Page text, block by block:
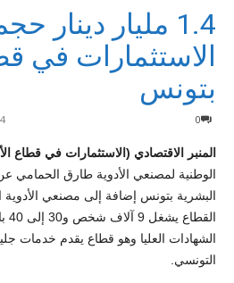
1.4 مليار دينار
الاستثمارات في
بتونس
0
المنبر الاقتصادي (الاستثمارات في قطاع
البشرية بتونس إضافة إلى مصنعي الأدوية
الشهادات العليا وهو قطاع يقدم خدمات
التونسي.